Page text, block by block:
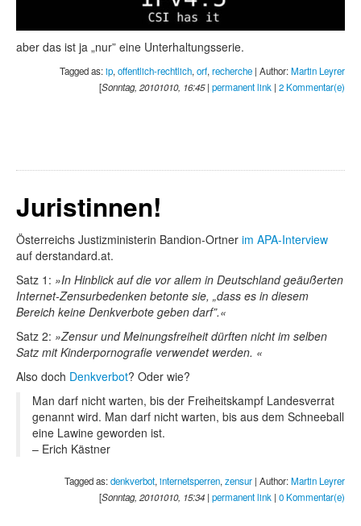
aber das ist ja „nur” eine Unterhaltungsserie.
Tagged as:ip,offentlich-rechtlich,orf,recherche | Author:Martin Leyrer
[Sonntag, 20101010, 16:45| permanent link | 2 Kommentar(e)
Juristinnen!
Österreichs Justizministerin Bandion-Ortner im APA-Interview
auf derstandard.at.
Satz 1:
In Hinblick auf die vor allem in Deutschland geäußerten
Internet-Zensurbedenken betonte sie, „dass es in diesem
Bereich keine Denkverbote geben darf”.
Satz 2:
Zensur und Meinungsfreiheit dürften nicht im selben
Satz mit Kinderpornografie verwendet werden.
Also doch Denkverbot? Oder wie?
Man darf nicht warten, bis der Freiheitskampf Landesverrat
genannt wird. Man darf nicht warten, bis aus dem Schneeball
eine Lawine geworden ist.
– Erich Kästner
Tagged as:denkverbot,internetsperren,zensur | Author:Martin Leyrer
[Sonntag, 20101010, 15:34 | permanent link | 0 Kommentar(e)